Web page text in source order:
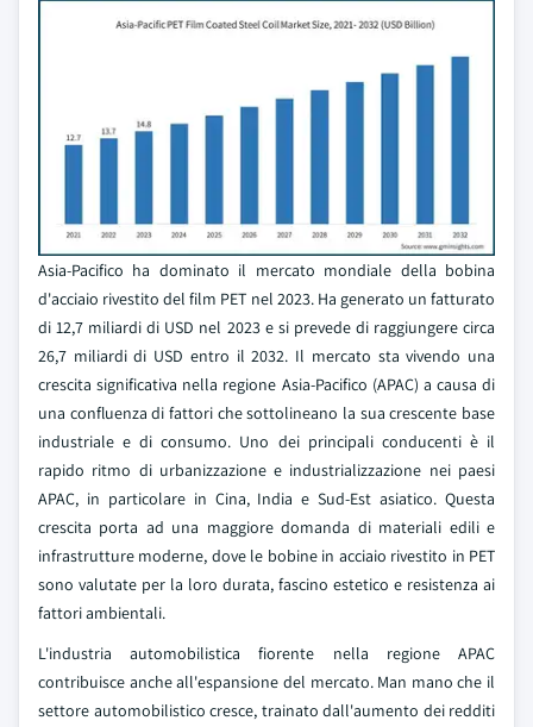
Asia-Pacifico ha dominato il mercato mondiale della bobina
d'acciaio rivestito del film PET nel 2023. Ha generato un fatturato
di 12,7 miliardi di USD nel 2023 e si prevede di raggiungere circa
26,7 miliardi di USD entro il 2032. Il mercato sta vivendo una
crescita significativa nella regione Asia-Pacifico (APAC) a causa di
una confluenza di fattori che sottolineano la sua crescente base
industriale e di consumo. Uno dei principali conducenti è il
rapido ritmo di urbanizzazione e industrializzazione nei paesi
APAC, in particolare in Cina, India e Sud-Est asiatico. Questa
crescita porta ad una maggiore domanda di materiali edili e
infrastrutture moderne, dove le bobine in acciaio rivestito in PET
sono valutate per la loro durata, fascino estetico e resistenza ai
fattori ambientali.
L'industria automobilistica fiorente nella regione APAC
contribuisce anche all'espansione del mercato. Man mano che il
settore automobilistico cresce, trainato dall'aumento dei redditi